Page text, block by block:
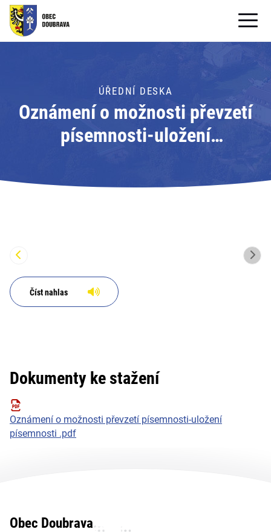
OBECNÍ ÚŘAD
PRO OBČANY
Formuláře ke stažení
PRO TURISTY
ÚŘEDNÍ DESKA
Oznámení o možnosti převzetí
písemnosti-uložení
úřad Doubrava
Číst nahlas
Dokumenty ke stažení
Oznámení o možnosti převzetí písemnosti-uložení
písemnosti .pdf
Obec Doubrava